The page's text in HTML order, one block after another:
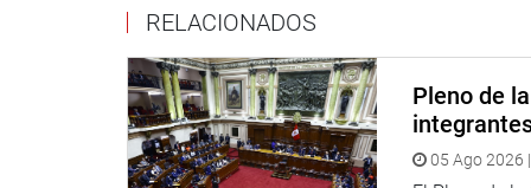
La parlamentaria sostuvo que la propuesta
“La inclusión no puede depender de la buena
sostuvo durante su intervención.
Sobre el tema, el presidente de la comisión,
RELACIONADOS
Pleno de
05 Ago 2026